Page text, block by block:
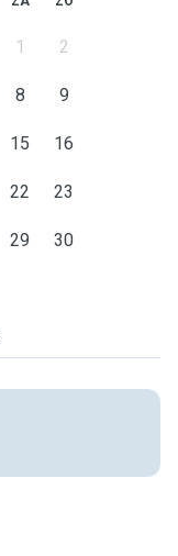
1 2
8 9
15 16
22 23
29 30